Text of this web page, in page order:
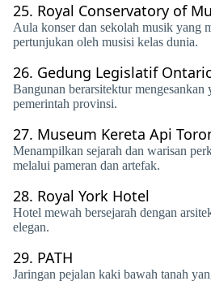
25. Royal Conservatory of
Aula konser dan sekolah musik yang
pertunjukan oleh musisi kelas dunia.
26. Gedung Legislatif
Bangunan berarsitektur mengesankan
pemerintah provinsi.
27. Museum Kereta Api
Menampilkan sejarah dan warisan
melalui pameran dan artefak.
28. Royal York Hotel
Hotel mewah bersejarah dengan
elegan.
29. PATH
Jaringan pejalan kaki bawah tanah